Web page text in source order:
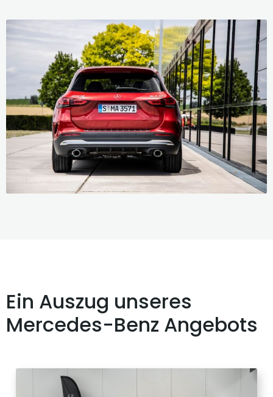
Ein Auszug unseres
Mercedes-Benz Angebots